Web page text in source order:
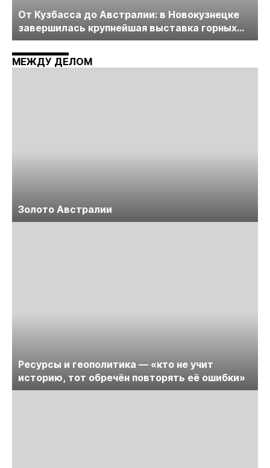
От Кузбасса до Австралии: в Новокузнецке
завершилась крупнейшая выставка горных
технологий «Недра России. Уголь России и
Майнинг»
МЕЖДУ ДЕЛОМ
Золото Австралии
Ресурсы и геополитика — «кто не учит
историю, тот обречён повторять её ошибки»